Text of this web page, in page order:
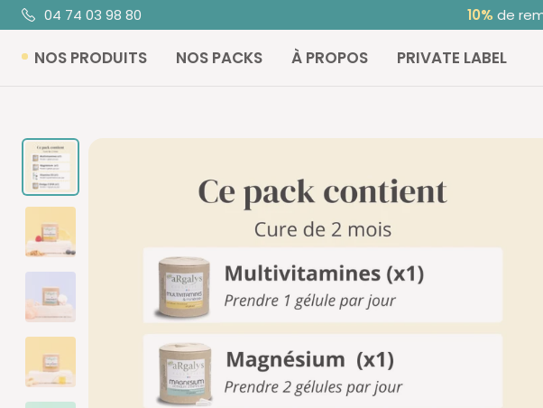
Passer
au
contenu
04 74 03 98 80 Noté 4,68/5 sur
NOS PRODUITS NOS PACKS À PROPOS PRIVATE LABEL